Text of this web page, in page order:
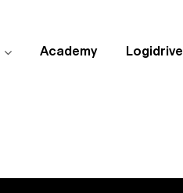
Academy Logidrive